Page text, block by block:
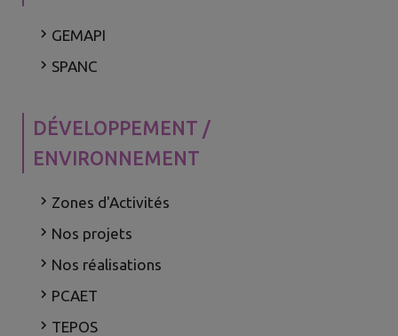
GEMAPI
SPANC
DÉVELOPPEMENT /
ENVIRONNEMENT
Zones d'Activités
Nos projets
Nos réalisations
PCAET
TEPOS